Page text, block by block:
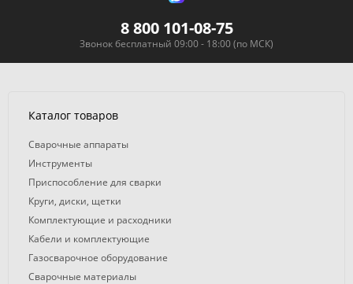
8 800 101-08-75
Звонок бесплатный 09:00 - 18:00 (по МСК)
Каталог товаров
Сварочные аппараты
Инструменты
Приспособление для сварки
Круги, диски, щетки
Комплектующие и расходники
Кабели и комплектующие
Газосварочное оборудование
Сварочные материалы